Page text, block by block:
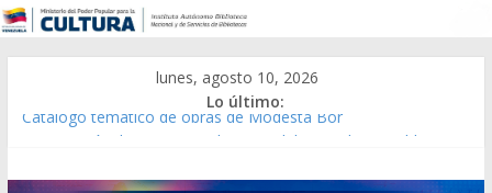
lunes, agosto 10, 2026
Lo último:
Catálogo temático de obras de Modesta Bor